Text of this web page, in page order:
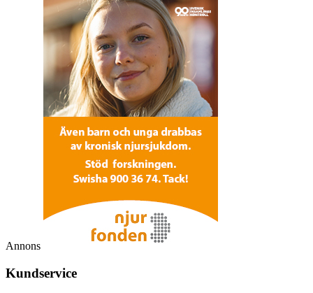
Annons
Kundservice